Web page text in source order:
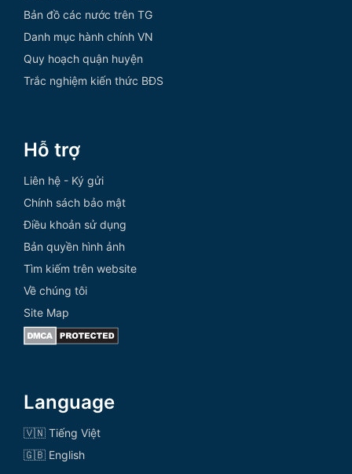
Bản đồ các nước trên TG
Danh mục hành chính VN
Quy hoạch quận huyện
Trắc nghiệm kiến thức BĐS
Hỗ trợ
Liên hệ - Ký gửi
Chính sách bảo mật
Điều khoản sử dụng
Bản quyền hình ảnh
Tìm kiếm trên website
Về chúng tôi
Site Map
Language
🇻🇳 Tiếng Việt
🇬🇧 English